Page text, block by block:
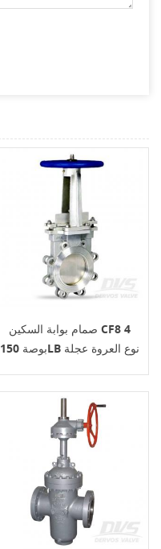
صمام بوابة السكين CF8 4
بوصة 150LB نوع العروة عجلة